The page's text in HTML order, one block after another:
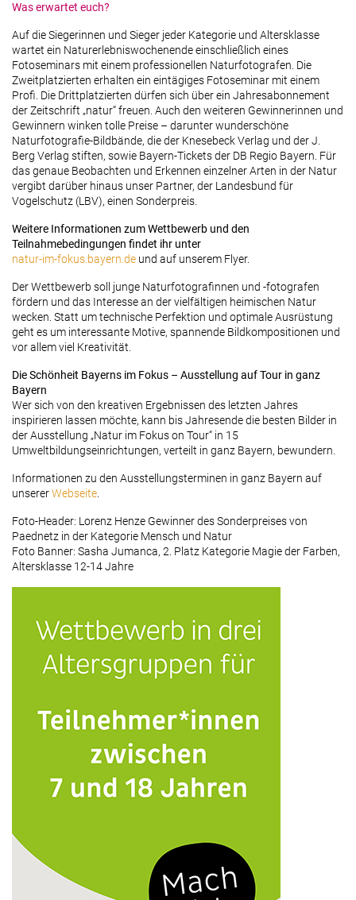
Was erwartet euch?
Auf die Siegerinnen und Sieger jeder Kategorie und Altersklasse
wartet ein Naturerlebniswochenende einschließlich eines
Fotoseminars mit einem professionellen Naturfotografen. Die
Zweitplatzierten erhalten ein eintägiges Fotoseminar mit einem
Profi. Die Drittplatzierten dürfen sich über ein Jahresabonnement
der Zeitschrift „natur“ freuen. Auch den weiteren Gewinnerinnen und
Gewinnern winken tolle Preise – darunter wunderschöne
Naturfotografie-Bildbände, die der Knesebeck Verlag und der J.
Berg Verlag stiften, sowie Bayern-Tickets der DB Regio Bayern. Für
das genaue Beobachten und Erkennen einzelner Arten in der Natur
vergibt darüber hinaus unser Partner, der Landesbund für
Vogelschutz (LBV), einen Sonderpreis.
Weitere Informationen zum Wettbewerb und den
Teilnahmebedingungen findet ihr unter
natur-im-fokus.bayern.de und auf unserem Flyer.
Der Wettbewerb soll junge Naturfotografinnen und -fotografen
fördern und das Interesse an der vielfältigen heimischen Natur
wecken. Statt um technische Perfektion und optimale Ausrüstung
geht es um interessante Motive, spannende Bildkompositionen und
vor allem viel Kreativität.
Die Schönheit Bayerns im Fokus – Ausstellung auf Tour in ganz
Bayern
Wer sich von den kreativen Ergebnissen des letzten Jahres
inspirieren lassen möchte, kann bis Jahresende die besten Bilder in
der Ausstellung „Natur im Fokus on Tour“ in 15
Umweltbildungseinrichtungen, verteilt in ganz Bayern, bewundern.
Informationen zu den Ausstellungsterminen in ganz Bayern auf
unsererWebseite
Foto-Header: Lorenz Henze Gewinner des Sonderpreises von
Paednetz in der Kategorie Mensch und Natur
Foto Banner: Sasha Jumanca, 2. Platz Kategorie Magie der Farben,
Altersklasse 12-14 Jahre